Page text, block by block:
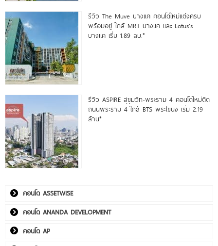
รีวิว The Muve บางแค คอนโดใหม่แต่งครบ
พร้อมอยู่ ใกล้ MRT บางแค และ Lotus’s
บางแค เริ่ม 1.89 ลบ.*
รีวิว ASPIRE สุขุมวิท-พระราม 4 คอนโดใหม่ติด
ถนนพระราม 4 ใกล้ BTS พระโขนง เริ่ม 2.19
ล้าน*
คอนโด ASSETWISE
คอนโด ANANDA DEVELOPMENT
คอนโด AP